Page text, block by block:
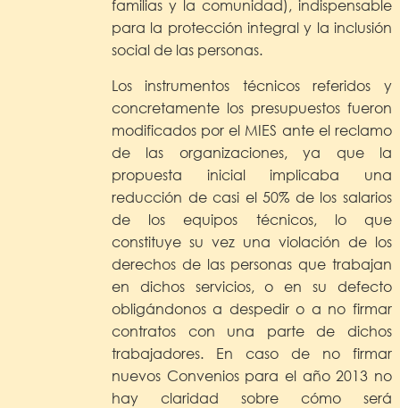
familias y la comunidad), indispensable
para la protección integral y la inclusión
social de las personas.
Los instrumentos técnicos referidos y
concretamente los presupuestos fueron
modificados por el MIES ante el reclamo
de las organizaciones, ya que la
propuesta inicial implicaba una
reducción de casi el 50% de los salarios
de los equipos técnicos, lo que
constituye su vez una violación de los
derechos de las personas que trabajan
en dichos servicios, o en su defecto
obligándonos a despedir o a no firmar
contratos con una parte de dichos
trabajadores. En caso de no firmar
nuevos Convenios para el año 2013 no
hay claridad sobre cómo será